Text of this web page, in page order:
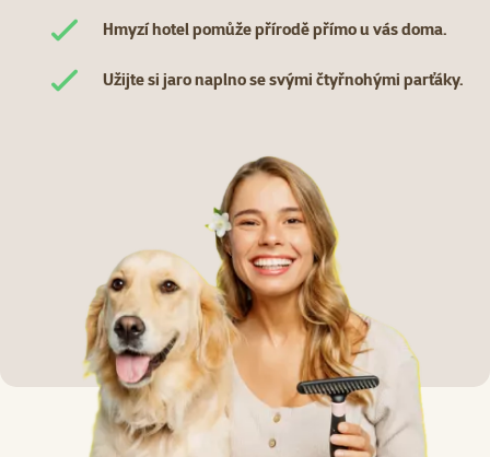
Hmyzí hotel pomůže přírodě přímo u vás doma.
Užijte si jaro naplno se svými čtyřnohými parťáky.